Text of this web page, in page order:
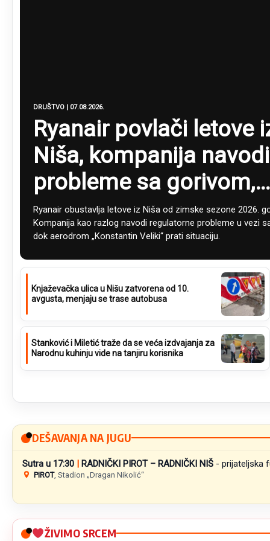
DRUŠTVO | 07.08.2026.
Ryanair povlači letove
Niša, kompanija navodi
probleme sa gorivom,
oglasio se i aerodrom
Ryanair obustavlja letove iz Niša od zimske sezone 2026.
Kompanija kao razlog navodi regulatorne probleme u vezi
dok aerodrom „Konstantin Veliki“ prati situaciju.
Knjaževačka ulica u Nišu zatvorena od 10.
avgusta, menjaju se trase autobusa
Stanković i Miletić traže da se veća izdvajanja za
Narodnu kuhinju vide na tanjiru korisnika
DEŠAVANJA NA JUGU
Sutra u 17:30 | RADNIČKI PIROT – RADNIČKI NIŠ - prijateljska
PIROT, Stadion „Dragan Nikolić“
ŽIVIMO SRCEM